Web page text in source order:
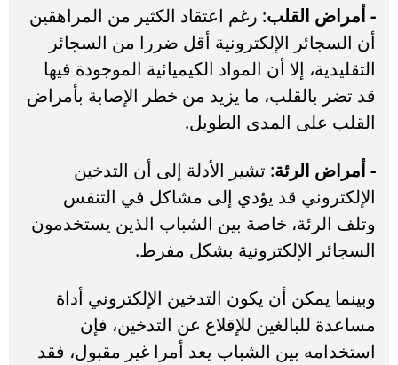
- أمراض القلب: رغم اعتقاد الكثير من المراهقين
أن السجائر الإلكترونية أقل ضررا من السجائر
التقليدية، إلا أن المواد الكيميائية الموجودة فيها
قد تضر بالقلب، ما يزيد من خطر الإصابة بأمراض
القلب على المدى الطويل.
- أمراض الرئة: تشير الأدلة إلى أن التدخين
الإلكتروني قد يؤدي إلى مشاكل في التنفس
وتلف الرئة، خاصة بين الشباب الذين يستخدمون
السجائر الإلكترونية بشكل مفرط.
وبينما يمكن أن يكون التدخين الإلكتروني أداة
مساعدة للبالغين للإقلاع عن التدخين، فإن
استخدامه بين الشباب يعد أمرا غير مقبول، فقد